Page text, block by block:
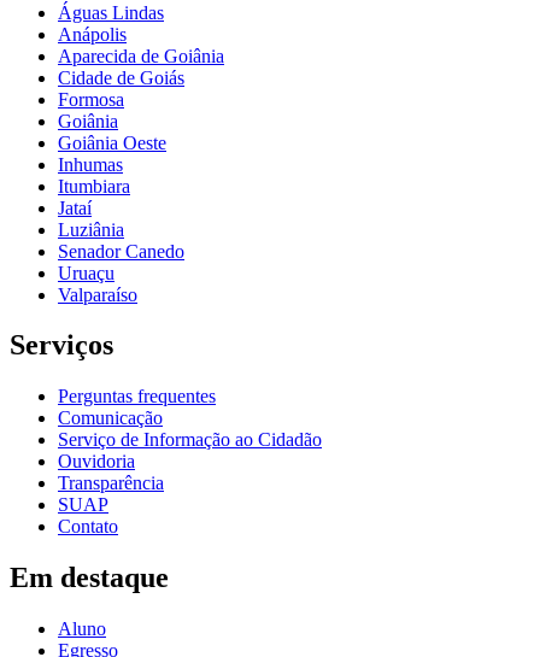
Águas Lindas
Anápolis
Aparecida de Goiânia
Cidade de Goiás
Formosa
Goiânia
Goiânia Oeste
Inhumas
Itumbiara
Jataí
Luziânia
Senador Canedo
Uruaçu
Valparaíso
Serviços
Perguntas frequentes
Comunicação
Serviço de Informação ao Cidadão
Ouvidoria
Transparência
SUAP
Contato
Em destaque
Aluno
Egresso